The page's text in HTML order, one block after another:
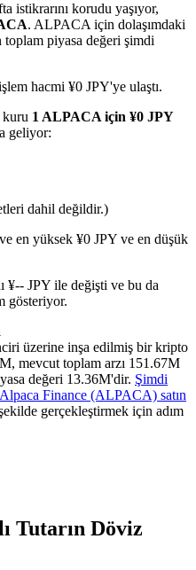
metaller ve emtia türevleri
vadeli işlemler
istikrarını korudu yaşıyor,
. ALPACA için dolaşımdaki
piyasa değeri şimdi
hacmi ¥0 JPY'ye ulaştı.
1 ALPACA için ¥0 JPY
geliyor:
dahil değildir.)
en yüksek ¥0 JPY ve en düşük
¥-- JPY ile değişti ve bu da
gösteriyor.
üzerine inşa edilmiş bir kripto
mevcut toplam arzı 151.67M
değeri 13.36M'dir. Şimdi
Alpaca Finance (ALPACA) satın
gerçekleştirmek için adım
Tutarın Döviz